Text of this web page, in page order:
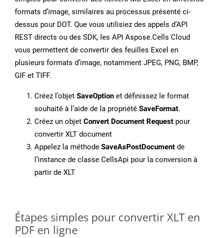
formats d’image, similaires au processus présenté ci-
dessus pour DOT. Que vous utilisiez des appels d’API
REST directs ou des SDK, les API Aspose.Cells Cloud
vous permettent de convertir des feuilles Excel en
plusieurs formats d’image, notamment JPEG, PNG, BMP,
GIF et TIFF.
Créez l’objet SaveOption et définissez le format
souhaité à l’aide de la propriété SaveFormat.
Créez un objet Convert Document Request pour
convertir XLT document
Appelez la méthode SaveAsPostDocument de
l’instance de classe CellsApi pour la conversion à
partir de XLT
Étapes simples pour convertir XLT en
PDF en ligne